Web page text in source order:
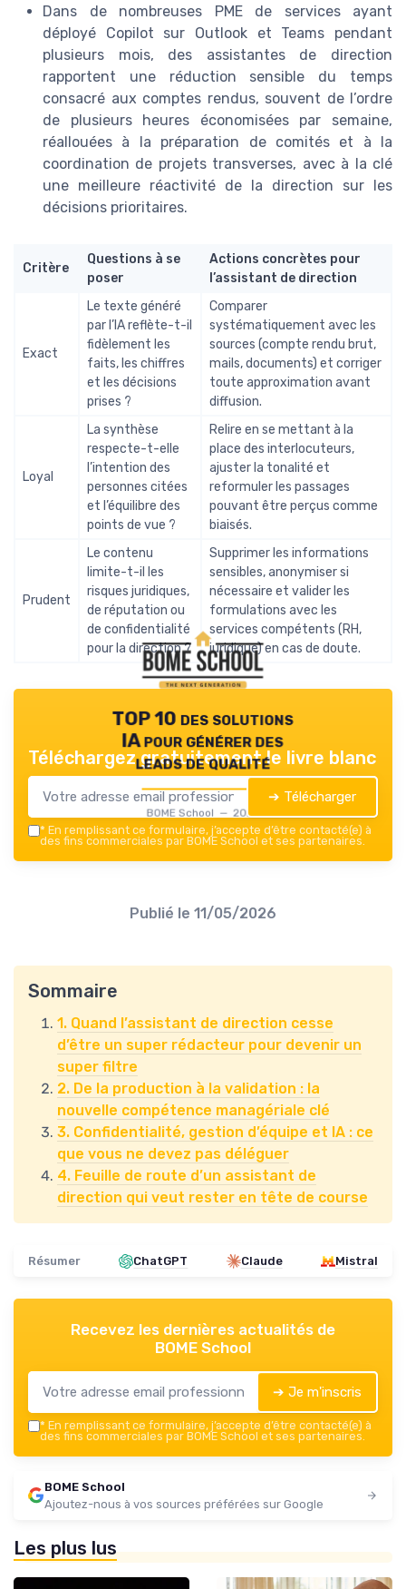
Dans de nombreuses PME de services ayant
déployé Copilot sur Outlook et Teams pendant
plusieurs mois, des assistantes de direction
rapportent une réduction sensible du temps
consacré aux comptes rendus, souvent de l’ordre
de plusieurs heures économisées par semaine,
réallouées à la préparation de comités et à la
coordination de projets transverses, avec à la clé
une meilleure réactivité de la direction sur les
décisions prioritaires.
Critère
Questions à se
poser
Actions concrètes pour
l’assistant de direction
Exact
Le texte généré
par l’IA reflète-t-il
fidèlement les
faits, les chiffres
et les décisions
prises ?
Comparer
systématiquement avec les
sources (compte rendu brut,
mails, documents) et corriger
toute approximation avant
diffusion.
Loyal
La synthèse
respecte-t-elle
l’intention des
personnes citées
et l’équilibre des
points de vue ?
Relire en se mettant à la
place des interlocuteurs,
ajuster la tonalité et
reformuler les passages
pouvant être perçus comme
biaisés.
Prudent
Le contenu
limite-t-il les
risques juridiques,
de réputation ou
de confidentialité
pour la direction ?
Supprimer les informations
sensibles, anonymiser si
nécessaire et valider les
formulations avec les
services compétents (RH,
juridique) en cas de doute.
TOP 10 des solutions
IA pour générer des
leads de qualité
BOME School — 2026
Téléchargez gratuitement le livre blanc
➔ Télécharger
* En remplissant ce formulaire, j’accepte d’être contacté(e) à
des fins commerciales par BOME School et ses partenaires.
Publié le 11/05/2026
Sommaire
1. Quand l’assistant de direction cesse
d’être un super rédacteur pour devenir un
super filtre
2. De la production à la validation : la
nouvelle compétence managériale clé
3. Confidentialité, gestion d’équipe et IA : ce
que vous ne devez pas déléguer
4. Feuille de route d’un assistant de
direction qui veut rester en tête de course
Résumer ChatGPT Claude Mistral
Recevez les dernières actualités de
BOME School
➔ Je m'inscris
* En remplissant ce formulaire, j’accepte d’être contacté(e) à
des fins commerciales par BOME School et ses partenaires.
BOME School
Ajoutez-nous à vos sources préférées sur Google
Les plus lus